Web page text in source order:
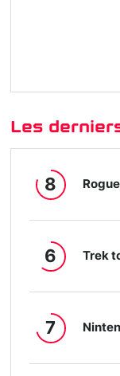
Les
8
6 Trek
7